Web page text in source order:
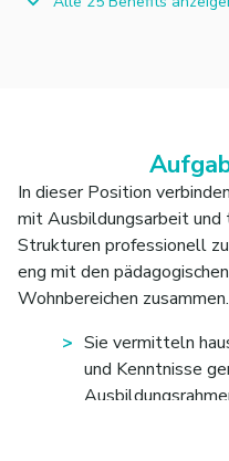
In dieser Position
mit Ausbildungsarbeit und
Strukturen professionell
eng mit den
Wohnbereichen zusammen.
Sie vermitteln
und Kenntnisse